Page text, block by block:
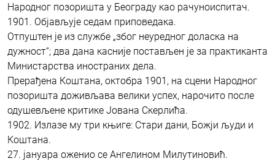
Народног позоришта у Београду као рачуноиспитач.
1901. Објављује седам приповедака.
Отпуштен је из службе „због неуредног доласка на
дужност“; два дана касније постављен је за практиканта
Министарства иностраних дела.
Прерађена Коштана, октобра 1901, на сцени Народног
позоришта доживљава велики успех, нарочито после
одушевљене критике Јована Скерлића.
1902. Излазе му три књиге: Стари дани, Божји људи и
Коштана.
27. јануара оженио се Ангелином Милутиновић.